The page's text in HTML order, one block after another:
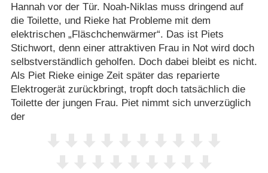
Hannah vor der Tür. Noah-Niklas muss dringend auf
die Toilette, und Rieke hat Probleme mit dem
elektrischen „Fläschchenwärmer“. Das ist Piets
Stichwort, denn einer attraktiven Frau in Not wird doch
selbstverständlich geholfen. Doch dabei bleibt es nicht.
Als Piet Rieke einige Zeit später das reparierte
Elektrogerät zurückbringt, tropft doch tatsächlich die
Toilette der jungen Frau. Piet nimmt sich unverzüglich
der